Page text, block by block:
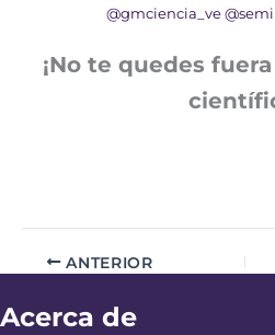
@gmciencia_ve
¡No te quedes
ANTERIOR
Acerca de